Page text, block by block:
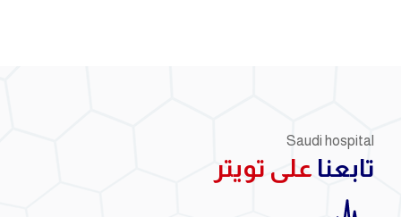
Saudi hospital
تابعنا على تويتر